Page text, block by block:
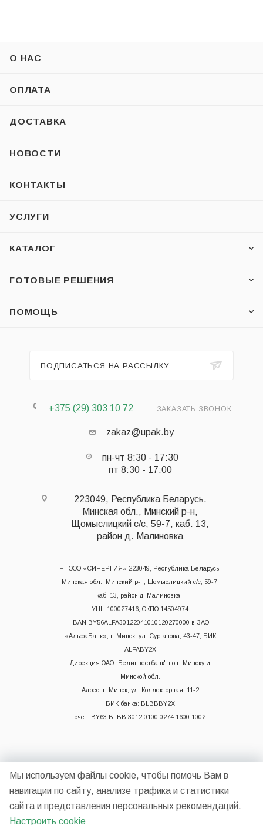
О НАС
ОПЛАТА
ДОСТАВКА
НОВОСТИ
КОНТАКТЫ
УСЛУГИ
КАТАЛОГ
ГОТОВЫЕ РЕШЕНИЯ
ПОМОЩЬ
ПОДПИСАТЬСЯ НА РАССЫЛКУ
+375 (29) 303 10 72 ЗАКАЗАТЬ ЗВОНОК
zakaz@upak.by
пн-чт 8:30 - 17:30
пт 8:30 - 17:00
223049, Республика Беларусь.
Минская обл., Минский р-н,
Щомыслицкий с/с, 59-7, каб. 13,
район д. Малиновка
НПООО «СИНЕРГИЯ» 223049, Республика Беларусь,
Минская обл., Минский р-н, Щомыслицкий с/с, 59-7,
каб. 13, район д. Малиновка.
УНН 100027416, ОКПО 14504974
IBAN BY56ALFA30122041010120270000 в ЗАО
«АльфаБанк», г. Минск, ул. Сурганова, 43-47, БИК
ALFABY2X
Дирекция ОАО "Белинвестбанк" по г. Минску и
Минской обл.
Адрес: г. Минск, ул. Коллекторная, 11-2
БИК банка: BLBBBY2X
счет: BY63 BLBB 3012 0100 0274 1600 1002
2026 © НП ООО "Синергия"
Мы используем файлы cookie, чтобы помочь Вам в
навигации по сайту, анализе трафика и статистики
сайта и представления персональных рекомендаций.
Настроить cookie